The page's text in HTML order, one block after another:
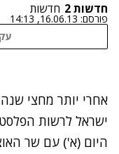
חדשות 2 חדשות
פורסם: 16.06.13, 14:13
אחרי יותר מחצי
ישראל לרשות
היום (א') עם שר